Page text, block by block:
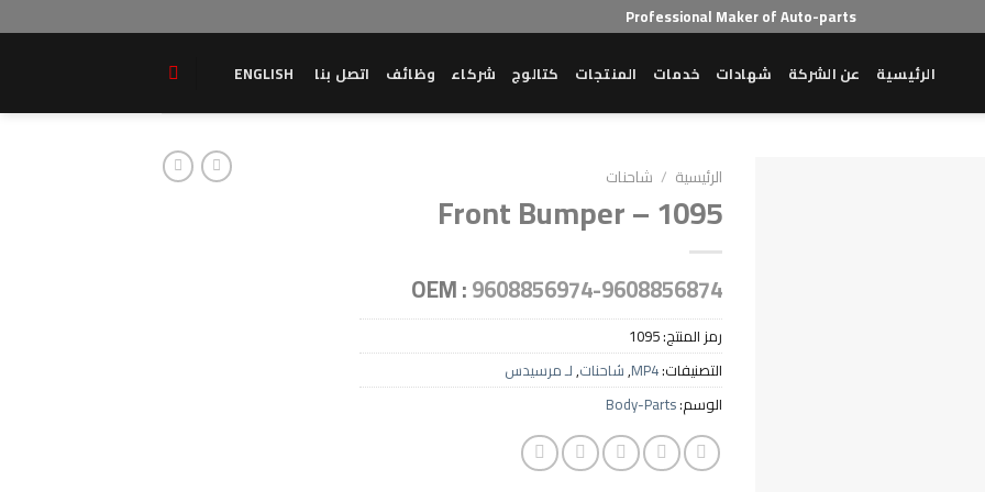
Professional Maker of Auto-parts
الرئيسية عن الشركة شهادات خدمات المنتجات كتالوج شركاء وظائف اتصل بنا ENGLISH
الرئيسية / شاحنات
Front Bumper – 1095
OEM :9608856974-9608856874
رمز المنتج:1095
التصنيفات:MP4
,شاحنات,لـ مرسيدس
الوسم:Body-Parts